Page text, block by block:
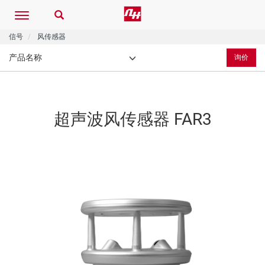
Toggle
信号 风传感器
产品名称 询价
超声波风传感器 FAR3